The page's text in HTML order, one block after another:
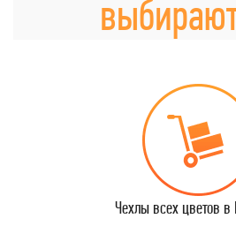
Чехлы всех цветов в